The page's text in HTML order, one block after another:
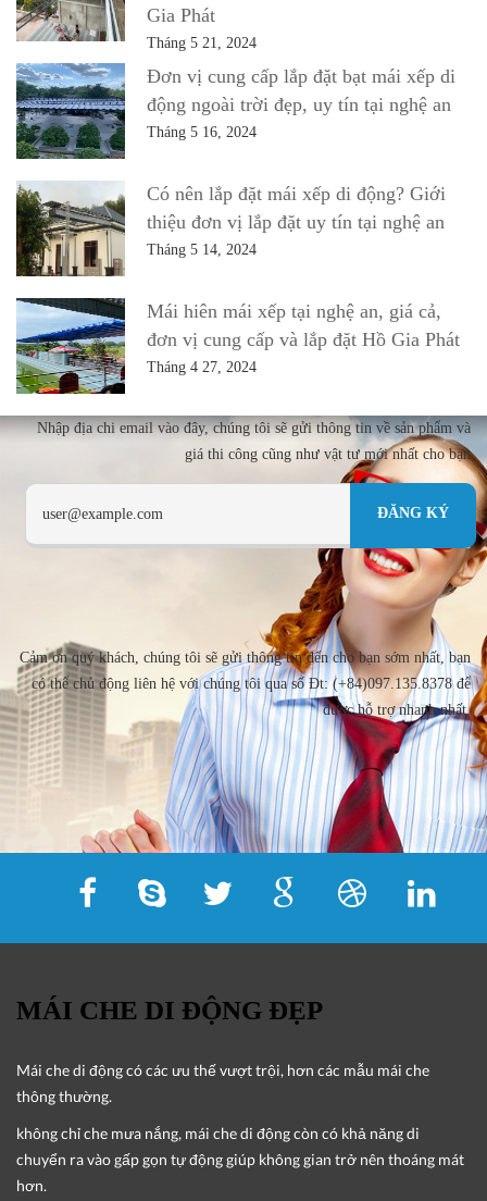
Gia Phát
Tháng 5 21, 2024
Đơn vị cung cấp lắp đặt bạt mái xếp di
động ngoài trời đẹp, uy tín tại nghệ an
Tháng 5 16, 2024
Có nên lắp đặt mái xếp di động? Giới
thiệu đơn vị lắp đặt uy tín tại nghệ an
Tháng 5 14, 2024
Mái hiên mái xếp tại nghệ an, giá cả,
đơn vị cung cấp và lắp đặt Hồ Gia Phát
Tháng 4 27, 2024
Nhập địa chi email vào đây, chúng tôi sẽ gửi thông tin về sản phẩm và
giá thi công cũng như vật tư mới nhất cho bạn
Cảm ơn quý khách, chúng tôi sẽ gửi thông tin đến cho bạn sớm nhất, bạn
có thể chủ động liên hệ với chúng tôi qua số Đt: (+84)097.135.8378 để
được hỗ trợ nhanh nhất.
MÁI CHE DI ĐỘNG ĐẸP
Mái che di độngcó các ưu thế vượt trội, hơn các mẫu mái che
thông thường.
không chỉ che mưa nắng, mái che di động còn có khả năng di
chuyển ra vào gấp gọn tự động giúp không gian trở nên thoáng mát
hơn.